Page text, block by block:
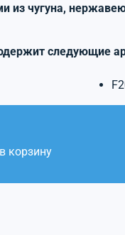
из чугуна,
следующие
корзину